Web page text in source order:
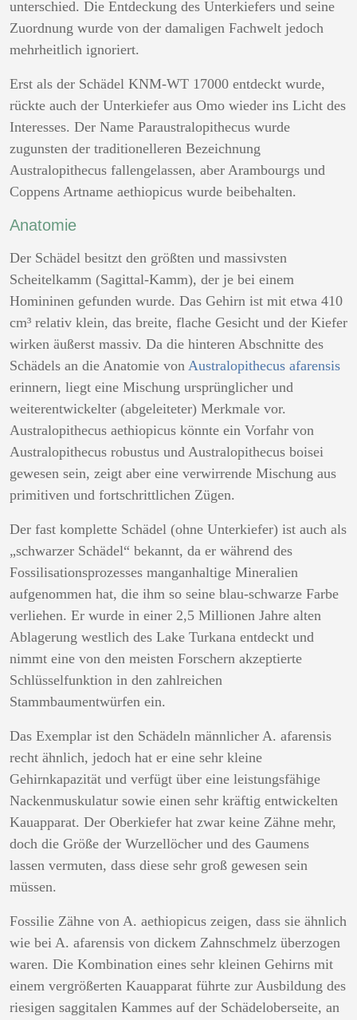
unterschied. Die Entdeckung des Unterkiefers und seine
Zuordnung wurde von der damaligen Fachwelt jedoch
mehrheitlich ignoriert.
Erst als der Schädel KNM-WT 17000 entdeckt wurde,
rückte auch der Unterkiefer aus Omo wieder ins Licht des
Interesses. Der Name Paraustralopithecus wurde
zugunsten der traditionelleren Bezeichnung
Australopithecus fallengelassen, aber Arambourgs und
Coppens Artname aethiopicus wurde beibehalten.
Anatomie
Der Schädel besitzt den größten und massivsten
Scheitelkamm (Sagittal-Kamm), der je bei einem
Homininen gefunden wurde. Das Gehirn ist mit etwa 410
cm³ relativ klein, das breite, flache Gesicht und der Kiefer
wirken äußerst massiv. Da die hinteren Abschnitte des
Schädels an die Anatomie von Australopithecus afarensis
erinnern, liegt eine Mischung ursprünglicher und
weiterentwickelter (abgeleiteter) Merkmale vor.
Australopithecus aethiopicus könnte ein Vorfahr von
Australopithecus robustus und Australopithecus boisei
gewesen sein, zeigt aber eine verwirrende Mischung aus
primitiven und fortschrittlichen Zügen.
Der fast komplette Schädel (ohne Unterkiefer) ist auch als
„schwarzer Schädel“ bekannt, da er während des
Fossilisationsprozesses manganhaltige Mineralien
aufgenommen hat, die ihm so seine blau-schwarze Farbe
verliehen. Er wurde in einer 2,5 Millionen Jahre alten
Ablagerung westlich des Lake Turkana entdeckt und
nimmt eine von den meisten Forschern akzeptierte
Schlüsselfunktion in den zahlreichen
Stammbaumentwürfen ein.
Das Exemplar ist den Schädeln männlicher A. afarensis
recht ähnlich, jedoch hat er eine sehr kleine
Gehirnkapazität und verfügt über eine leistungsfähige
Nackenmuskulatur sowie einen sehr kräftig entwickelten
Kauapparat. Der Oberkiefer hat zwar keine Zähne mehr,
doch die Größe der Wurzellöcher und des Gaumens
lassen vermuten, dass diese sehr groß gewesen sein
müssen.
Fossilie Zähne von A. aethiopicus zeigen, dass sie ähnlich
wie bei A. afarensis von dickem Zahnschmelz überzogen
waren. Die Kombination eines sehr kleinen Gehirns mit
einem vergrößerten Kauapparat führte zur Ausbildung des
riesigen saggitalen Kammes auf der Schädeloberseite, an